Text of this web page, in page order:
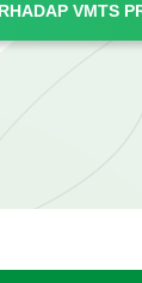
VMTS